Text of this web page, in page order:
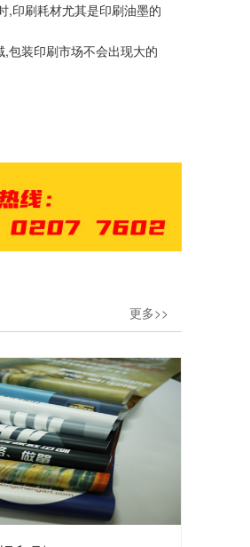
,印刷耗材尤其是印刷油墨的
包装印刷市场不会出现大的
更多>>